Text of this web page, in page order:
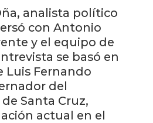
analista político
con Antonio
y el equipo de
se basó en
Luis Fernando
del
Santa Cruz,
actual en el